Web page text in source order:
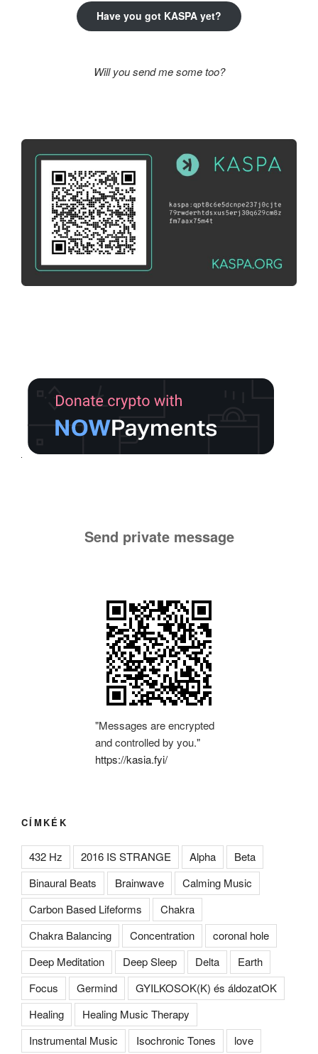
Have you got KASPA yet?
Will you send me some too?
Send private message
"Messages are encrypted
and controlled by you."
https://kasia.fyi/
CÍMKÉK
432 Hz 2016 IS STRANGE Alpha
Beta
Binaural Beats
Brainwave
Calming Music
Carbon Based Lifeforms
Chakra
Chakra Balancing
Concentration
coronal hole
Deep Meditation
Deep Sleep Delta
Earth
Focus
Germind
GYILKOSOK(K) és áldozatOK
Healing
Healing Music Therapy
Instrumental Music
Isochronic Tones love